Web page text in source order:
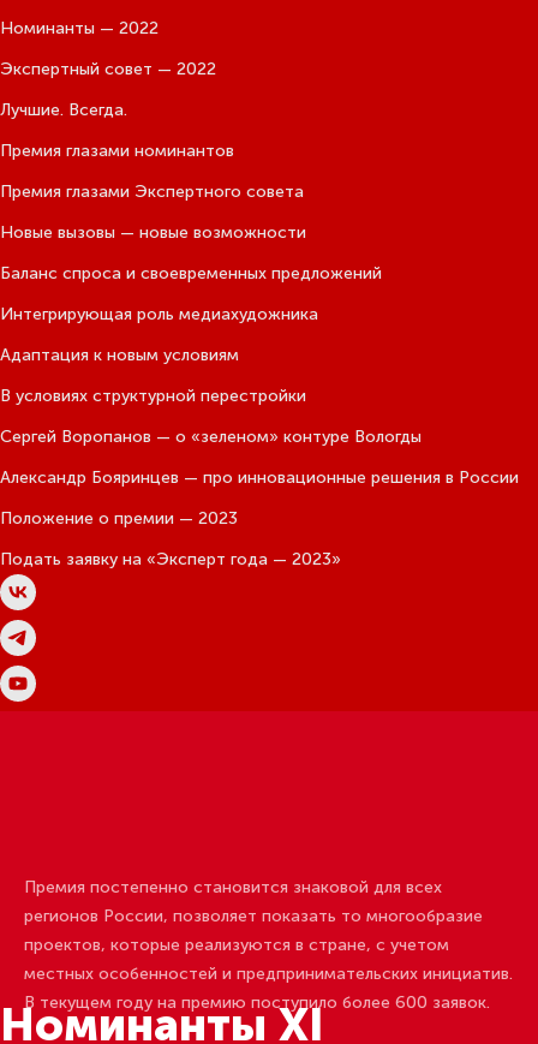
Номинанты XI
Номинанты — 2022
Экспертный совет — 2022
Лучшие. Всегда.
Премия глазами номинантов
Премия глазами Экспертного совета
Новые вызовы — новые возможности
Баланс спроса и своевременных предложений
Интегриру­ющая роль медиа­художника
Адаптация к новым условиям
В условиях структурной перестройки
Сергей Воропанов — о «зеленом» контуре Вологды
Александр Бояринцев — про инновационные решения в России
Положение о премии — 2023
Подать заявку на «Эксперт года — 2023»
Премия постепенно становится знаковой для всех
регионов России, позволяет показать то многообразие
проектов, которые реализуются в стране, с учетом
местных особенностей и предпринимательских инициатив.
В текущем году на премию поступило более 600 заявок.